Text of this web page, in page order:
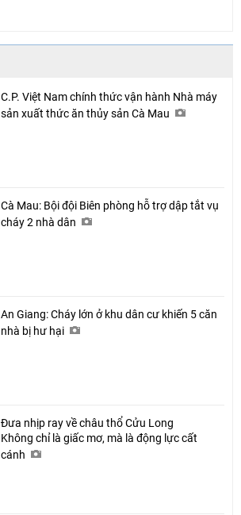
C.P. Việt Nam chính thức vận hành Nhà máy
sản xuất thức ăn thủy sản Cà Mau
Cà Mau: Bội đội Biên phòng hỗ trợ dập tắt vụ
cháy 2 nhà dân
An Giang: Cháy lớn ở khu dân cư khiến 5 căn
nhà bị hư hại
Đưa nhịp ray về châu thổ Cửu Long
Không chỉ là giấc mơ, mà là động lực cất
cánh